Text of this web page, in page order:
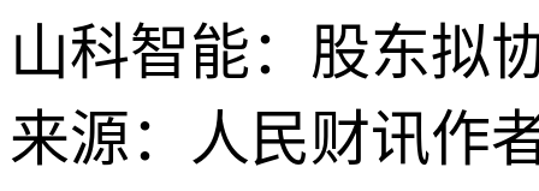
山科智能：股东拟
来源：人民财讯作